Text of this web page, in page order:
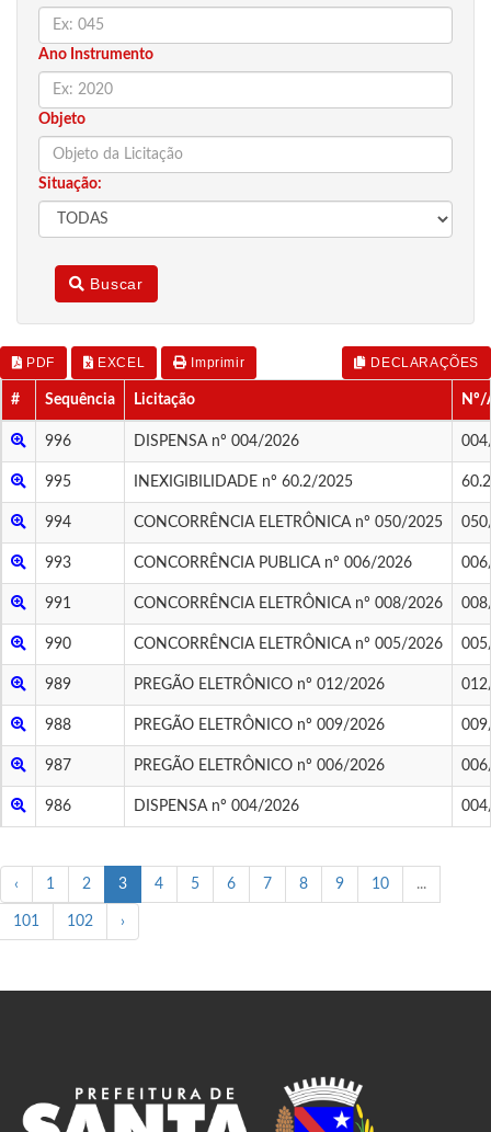
Ano Instrumento
Objeto
Situação:
Buscar
PDF EXCEL Imprimir DECLARAÇÕES
# Sequência Licitação Nº/
996 DISPENSA nº 004/2026
995 INEXIGIBILIDADE nº 60.2/2025
994 CONCORRÊNCIA ELETRÔNICA nº 050/2025
993 CONCORRÊNCIA PUBLICA nº 006/2026
991 CONCORRÊNCIA ELETRÔNICA nº 008/2026
990 CONCORRÊNCIA ELETRÔNICA nº 005/2026
989 PREGÃO ELETRÔNICO nº 012/2026
988 PREGÃO ELETRÔNICO nº 009/2026
987 PREGÃO ELETRÔNICO nº 006/2026
986 DISPENSA nº 004/2026
‹ 1 2 3 4 5 6 7 8 9 10 ...
101 102 ›